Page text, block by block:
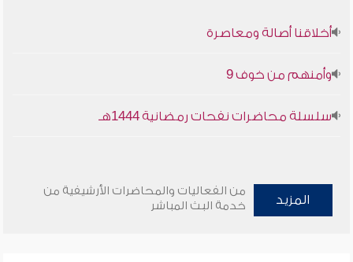
أخلاقنا أصالة ومعاصرة
وأمنهم من خوف 9
سلسلة محاضرات نفحات رمضانية 1444هـ
المزيد
من الفعاليات والمحاضرات الأرشيفية من
خدمة البث المباشر